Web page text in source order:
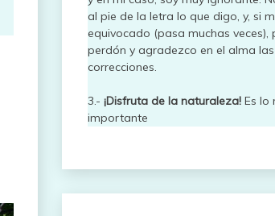
al pie de la letra lo que digo, y, si
equivocado (pasa muchas veces),
perdón y agradezco en el alma las
correcciones.
3.- ¡Disfruta de la naturaleza!Es lo
importante